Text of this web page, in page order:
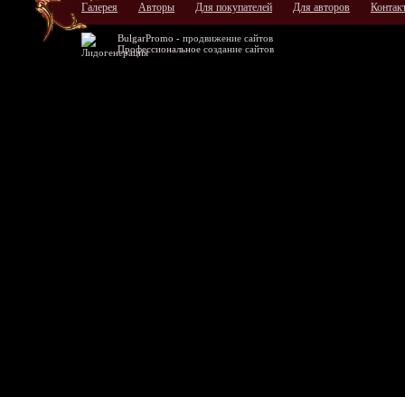
Галерея Авторы Для покупателей Для авторов
BulgarPromo - продвижение сайтов
Профессиональное создание сайтов